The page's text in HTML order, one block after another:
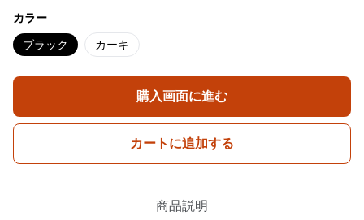
カラー
ブラック カーキ
購入画面に進む
カートに追加する
商品説明